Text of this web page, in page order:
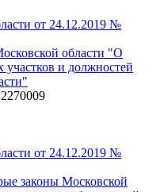
от 24.12.2019 №
области "О
участков и должностей
от 24.12.2019 №
законы Московской